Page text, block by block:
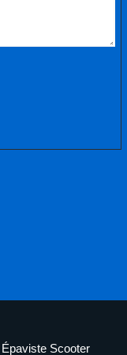
Épaviste Scooter